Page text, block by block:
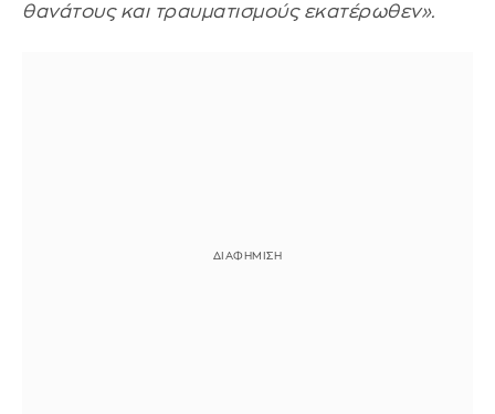
θανάτους και τραυματισμούς εκατέρωθεν».